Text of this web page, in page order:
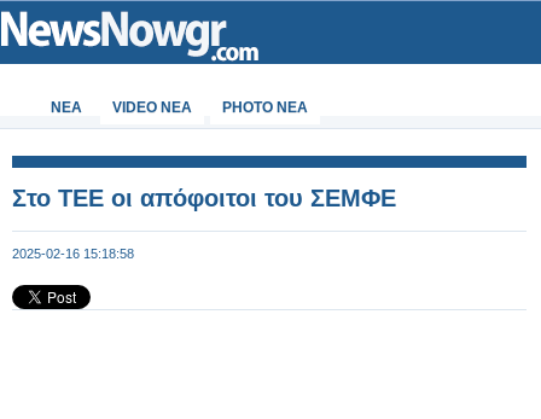
ΝΕΑ VIDEO NEA PHOTO NEA
Στο ΤΕΕ οι απόφοιτοι του ΣΕΜΦΕ
2025-02-16 15:18:58